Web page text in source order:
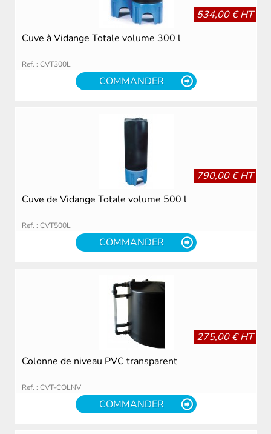
534,00 € HT
Cuve à Vidange Totale volume 300 l
Ref. : CVT300L
COMMANDER
790,00 € HT
Cuve de Vidange Totale volume 500 l
Ref. : CVT500L
COMMANDER
275,00 € HT
Colonne de niveau PVC transparent
Ref. : CVT-COLNV
COMMANDER